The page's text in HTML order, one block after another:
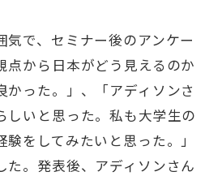
で、セミナー後のアンケー
点から日本がどう見えるのか
かった。」、「アディソンさ
しいと思った。私も大学生の
をしてみたいと思った。」
た。発表後、アディソンさん